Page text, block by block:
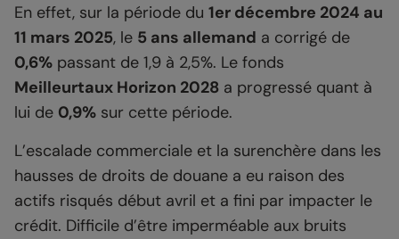
En effet, sur la période du 1er décembre 2024 au
11 mars 2025, le 5 ans allemand a corrigé de
0,6% passant de 1,9 à 2,5%. Le fonds
Meilleurtaux Horizon 2028 a progressé quant à
lui de 0,9% sur cette période.
L’escalade commerciale et la surenchère dans les
hausses de droits de douane a eu raison des
actifs risqués début avril et a fini par impacter le
crédit. Difficile d’être imperméable aux bruits